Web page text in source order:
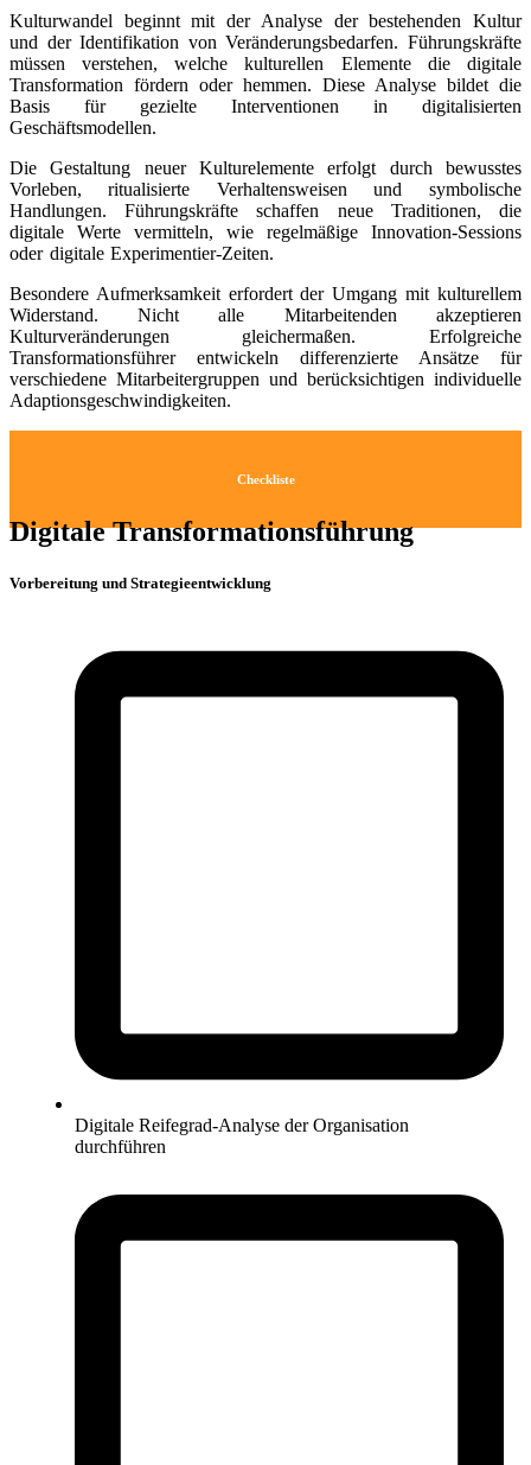
Kulturwandel beginnt mit der Analyse der bestehenden Kultur
und der Identifikation von Veränderungsbedarfen. Führungskräfte
müssen verstehen, welche kulturellen Elemente die digitale
Transformation fördern oder hemmen. Diese Analyse bildet die
Basis für gezielte Interventionen in digitalisierten
Geschäftsmodellen.
Die Gestaltung neuer Kulturelemente erfolgt durch bewusstes
Vorleben, ritualisierte Verhaltensweisen und symbolische
Handlungen. Führungskräfte schaffen neue Traditionen, die
digitale Werte vermitteln, wie regelmäßige Innovation-Sessions
oder digitale Experimentier-Zeiten.
Besondere Aufmerksamkeit erfordert der Umgang mit kulturellem
Widerstand. Nicht alle Mitarbeitenden akzeptieren
Kulturveränderungen gleichermaßen. Erfolgreiche
Transformationsführer entwickeln differenzierte Ansätze für
verschiedene Mitarbeitergruppen und berücksichtigen individuelle
Adaptionsgeschwindigkeiten.
Checkliste
Digitale Transformationsführung
Vorbereitung und Strategieentwicklung
Digitale Reifegrad-Analyse der Organisation
durchführen